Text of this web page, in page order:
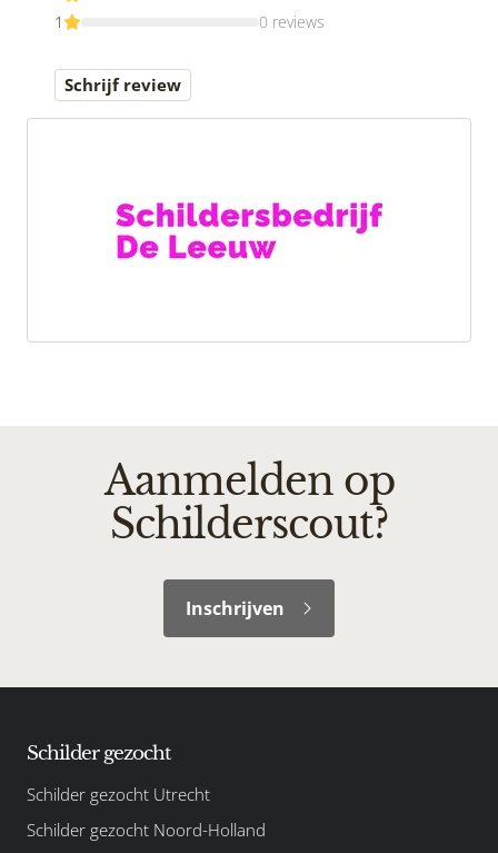
1
0 reviews
Schrijf review
Aanmelden op
Schilderscout?
Inschrijven
Schilder gezocht
Schilder gezocht Utrecht
Schilder gezocht Noord-Holland